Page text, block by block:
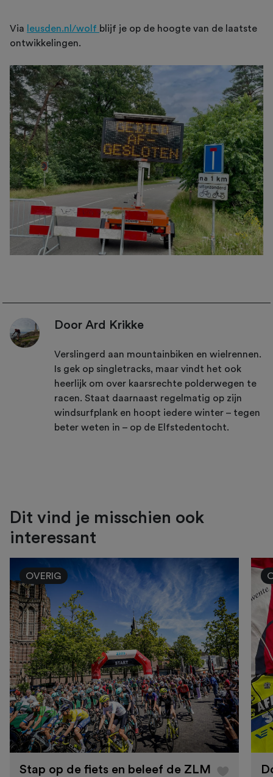
Via leusden.nl/wolf blijf je op de hoogte van de laatste
ontwikkelingen.
Door Ard Krikke
Verslingerd aan mountainbiken en wielrennen.
Is gek op singletracks, maar vindt het ook
heerlijk om over kaarsrechte polderwegen te
racen. Staat daarnaast regelmatig op zijn
windsurfplank en hoopt iedere winter – tegen
beter weten in – op de Elfstedentocht.
Dit vind je misschien ook
interessant
OVERIG
Stap op de fiets en beleef de ZLM